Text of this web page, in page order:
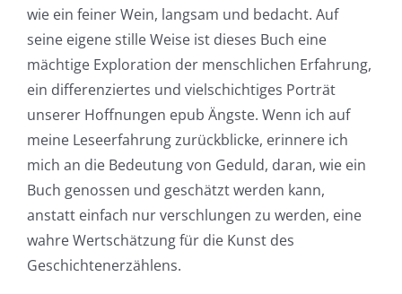
wie ein feiner Wein, langsam und bedacht. Auf
seine eigene stille Weise ist dieses Buch eine
mächtige Exploration der menschlichen Erfahrung,
ein differenziertes und vielschichtiges Porträt
unserer Hoffnungen epub Ängste. Wenn ich auf
meine Leseerfahrung zurückblicke, erinnere ich
mich an die Bedeutung von Geduld, daran, wie ein
Buch genossen und geschätzt werden kann,
anstatt einfach nur verschlungen zu werden, eine
wahre Wertschätzung für die Kunst des
Geschichtenerzählens.